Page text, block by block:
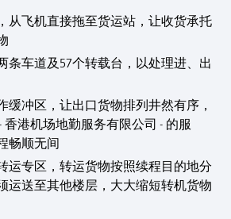
从飞机直接拖至货运站，让收货承托
条车道及57个转载台，以处理进、出
缓冲区，让出口货物排列井然有序，
香港机场地勤服务有限公司 - 的服
畅顺无间
运专区，转运货物按照续程目的地分
运送至其他楼层，大大缩短转机货物